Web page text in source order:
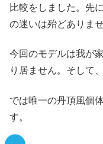
比較をしました。先
の迷いは殆どありま
今回のモデルは我が
り居ません。そして
では唯一の丹頂風個
す。